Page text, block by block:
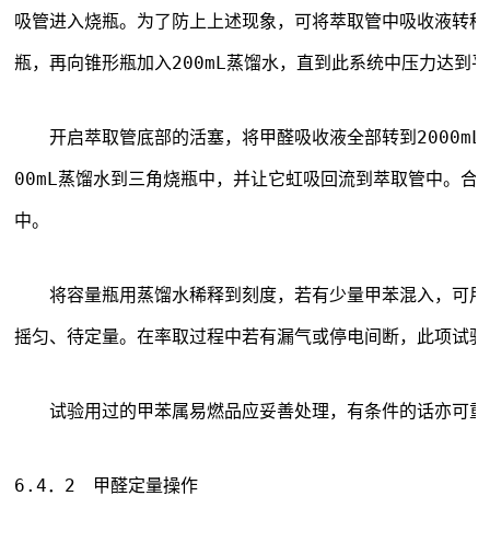
吸管进入烧瓶。为了防上上述现象，可将萃取管中吸收液转
瓶，再向锥形瓶加入200mL蒸馏水，直到此系统中压力达到
开启萃取管底部的活塞，将甲醛吸收液全部转到2000mL
00mL蒸馏水到三角烧瓶中，并让它虹吸回流到萃取管中。合
中。
将容量瓶用蒸馏水稀释到刻度，若有少量甲苯混入，可用
摇匀、待定量。在率取过程中若有漏气或停电间断，此项试
试验用过的甲苯属易燃品应妥善处理，有条件的话亦可重
6.4．2　甲醛定量操作